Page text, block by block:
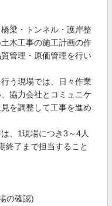
梁・トンネル・護岸整
木工事の施工計画の作
管理・原価管理を行い
う現場では、日々作業
協力会社とコミュニケ
を調整して工事を進め
、1現場につき3～4人
終了まで担当すること
の確認)